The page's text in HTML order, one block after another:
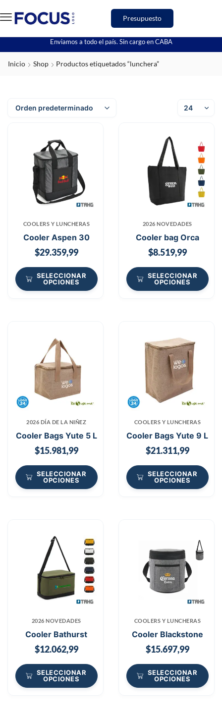
Presupuesto
Enviamos a todo el país. Sin cargo en CABA
Inicio Shop Productos etiquetados “lunchera”
COOLERS Y LUNCHERAS
Cooler Aspen 30
$29.359,99
SELECCIONAR
OPCIONES
2026 NOVEDADES
Cooler bag Orca
$8.519,99
SELECCIONAR
OPCIONES
2026 DÍA DE LA NIÑEZ
Cooler Bags Yute 5 L
$15.981,99
SELECCIONAR
OPCIONES
COOLERS Y LUNCHERAS
Cooler Bags Yute 9 L
$21.311,99
SELECCIONAR
OPCIONES
2026 NOVEDADES
Cooler Bathurst
$12.062,99
SELECCIONAR
OPCIONES
COOLERS Y LUNCHERAS
Cooler Blackstone
$15.697,99
SELECCIONAR
OPCIONES